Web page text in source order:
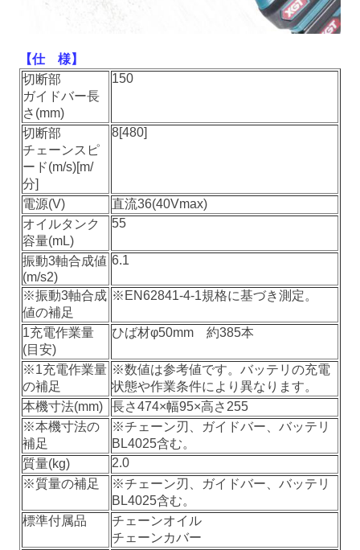
【仕 様】
切断部
ガイドバー長
さ(mm)
150
切断部
チェーンスピ
ード(m/s)[m/
分]
8[480]
電源(V)
直流36(40Vmax)
オイルタンク
容量(mL)
55
振動3軸合成値
(m/s2)
6.1
※振動3軸合成
値の補足
※EN62841-4-1規格に基づき測定。
1充電作業量
(目安)
ひば材φ50mm 約385本
※1充電作業量
の補足
※数値は参考値です。バッテリの充電
状態や作業条件により異なります。
本機寸法(mm)
長さ474×幅95×高さ255
※本機寸法の
補足
※チェーン刃、ガイドバー、バッテリ
BL4025含む。
質量(kg)
2.0
※質量の補足
※チェーン刃、ガイドバー、バッテリ
BL4025含む。
標準付属品
チェーンオイル
チェーンカバー